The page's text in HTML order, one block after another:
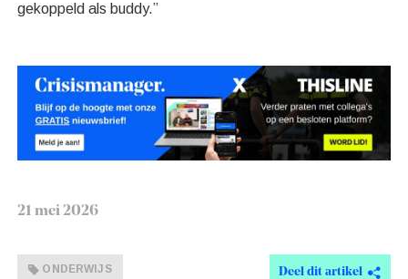
gekoppeld als buddy.”
21 mei 2026
ONDERWIJS Deel dit artikel